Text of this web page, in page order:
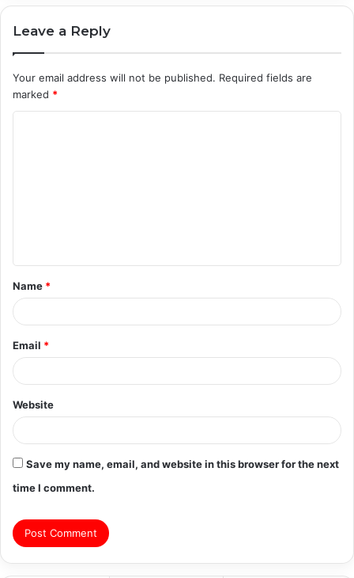
Leave a Reply
Your email address will not be published. Required fields are
marked *
t
*
Name *
Email *
Website
Save my name, email, and website in this browser for the next
time I comment.